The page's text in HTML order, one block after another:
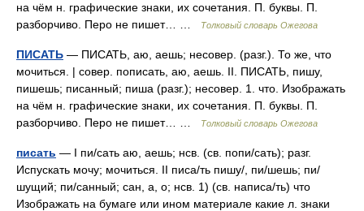
на чём н. графические знаки, их сочетания. П. буквы. П.
разборчиво. Перо не пишет… …
Толковый словарь Ожегова
ПИСАТЬ — ПИСАТЬ, аю, аешь; несовер. (разг.). То же, что
мочиться. | совер. пописать, аю, аешь. II. ПИСАТЬ, пишу,
пишешь; писанный; пиша (разг.); несовер. 1. что. Изображать
на чём н. графические знаки, их сочетания. П. буквы. П.
разборчиво. Перо не пишет… …
Толковый словарь Ожегова
писать — I пи/сать аю, аешь; нсв. (св. попи/сать); разг.
Испускать мочу; мочиться. II писа/ть пишу/, пи/шешь; пи/
шущий; пи/санный; сан, а, о; нсв. 1) (св. написа/ть) что
Изображать на бумаге или ином материале какие л. знаки